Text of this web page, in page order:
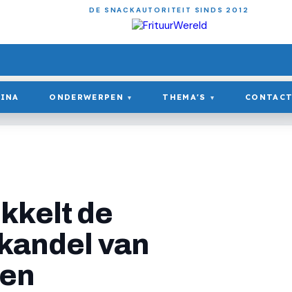
DE SNACKAUTORITEIT SINDS 2012
ONDERWERPEN ▾ THEMA'S ▾ CONTACT
de
van